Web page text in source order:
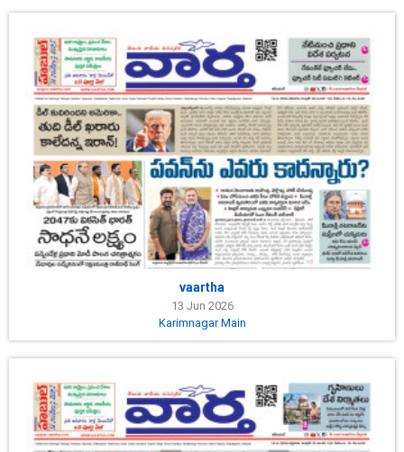
vaartha
13 Jun 2026
Karimnagar Main